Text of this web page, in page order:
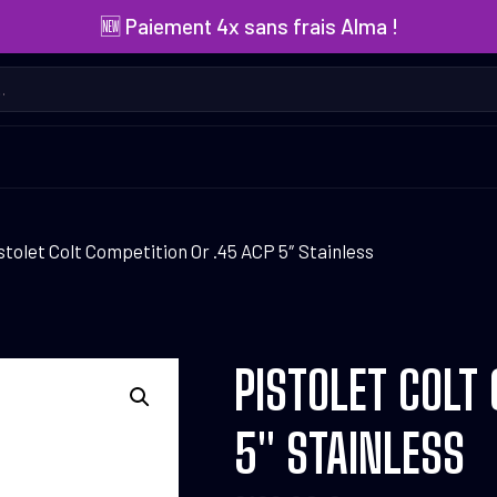
🆕 Paiement 4x sans frais Alma !
Colt Competition Or .45 ACP 5″ Stainless
PISTOLET
5″ STAINLESS